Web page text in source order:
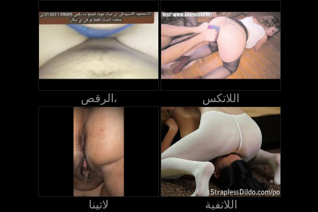
الرقص، اللاتكس
لاتينا اللاتفية